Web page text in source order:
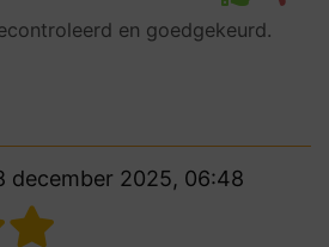
en goedgekeurd.
december 2025, 06:48